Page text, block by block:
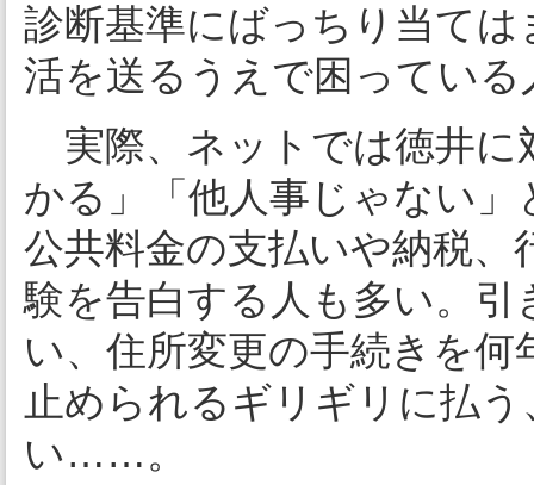
診断基準にばっちり当て
活を送るうえで困ってい
実際、ネットでは徳井に
かる」「他人事じゃない
公共料金の支払いや納税
験を告白する人も多い。
い、住所変更の手続きを
止められるギリギリに払
い……。